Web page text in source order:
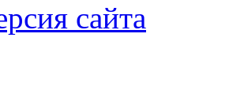
сайта